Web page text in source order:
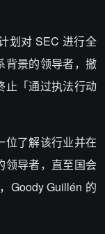
划对 SEC 进行全
背景的领导者，撤
止「通过执法行动
位了解该行业并在
领导者，直至国会
Goody Guillén 的